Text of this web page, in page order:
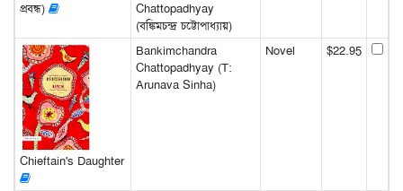
প্রবন্ধ)
Chattopadhyay
(বঙ্কিমচন্দ্র চট্টোপাধ্যায়)
Chieftain's Daughter
Bankimchandra
Chattopadhyay (T:
Arunava Sinha)
Novel $22.95